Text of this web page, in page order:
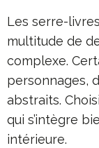
Les serre-
multitude de
complexe.
personnages,
abstraits.
qui s’intègre
intérieure.